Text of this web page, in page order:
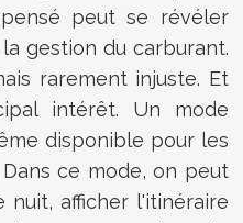
peut se révéler
gestion du carburant.
rarement injuste. Et
intérêt. Un mode
disponible pour les
ce mode, on peut
nuit, afficher l'itinéraire